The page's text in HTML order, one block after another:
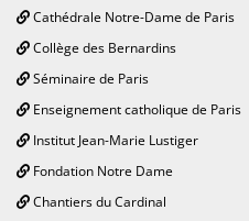
Cathédrale Notre-Dame de Paris
Collège des Bernardins
Séminaire de Paris
Enseignement catholique de Paris
Institut Jean-Marie Lustiger
Fondation Notre Dame
Chantiers du Cardinal